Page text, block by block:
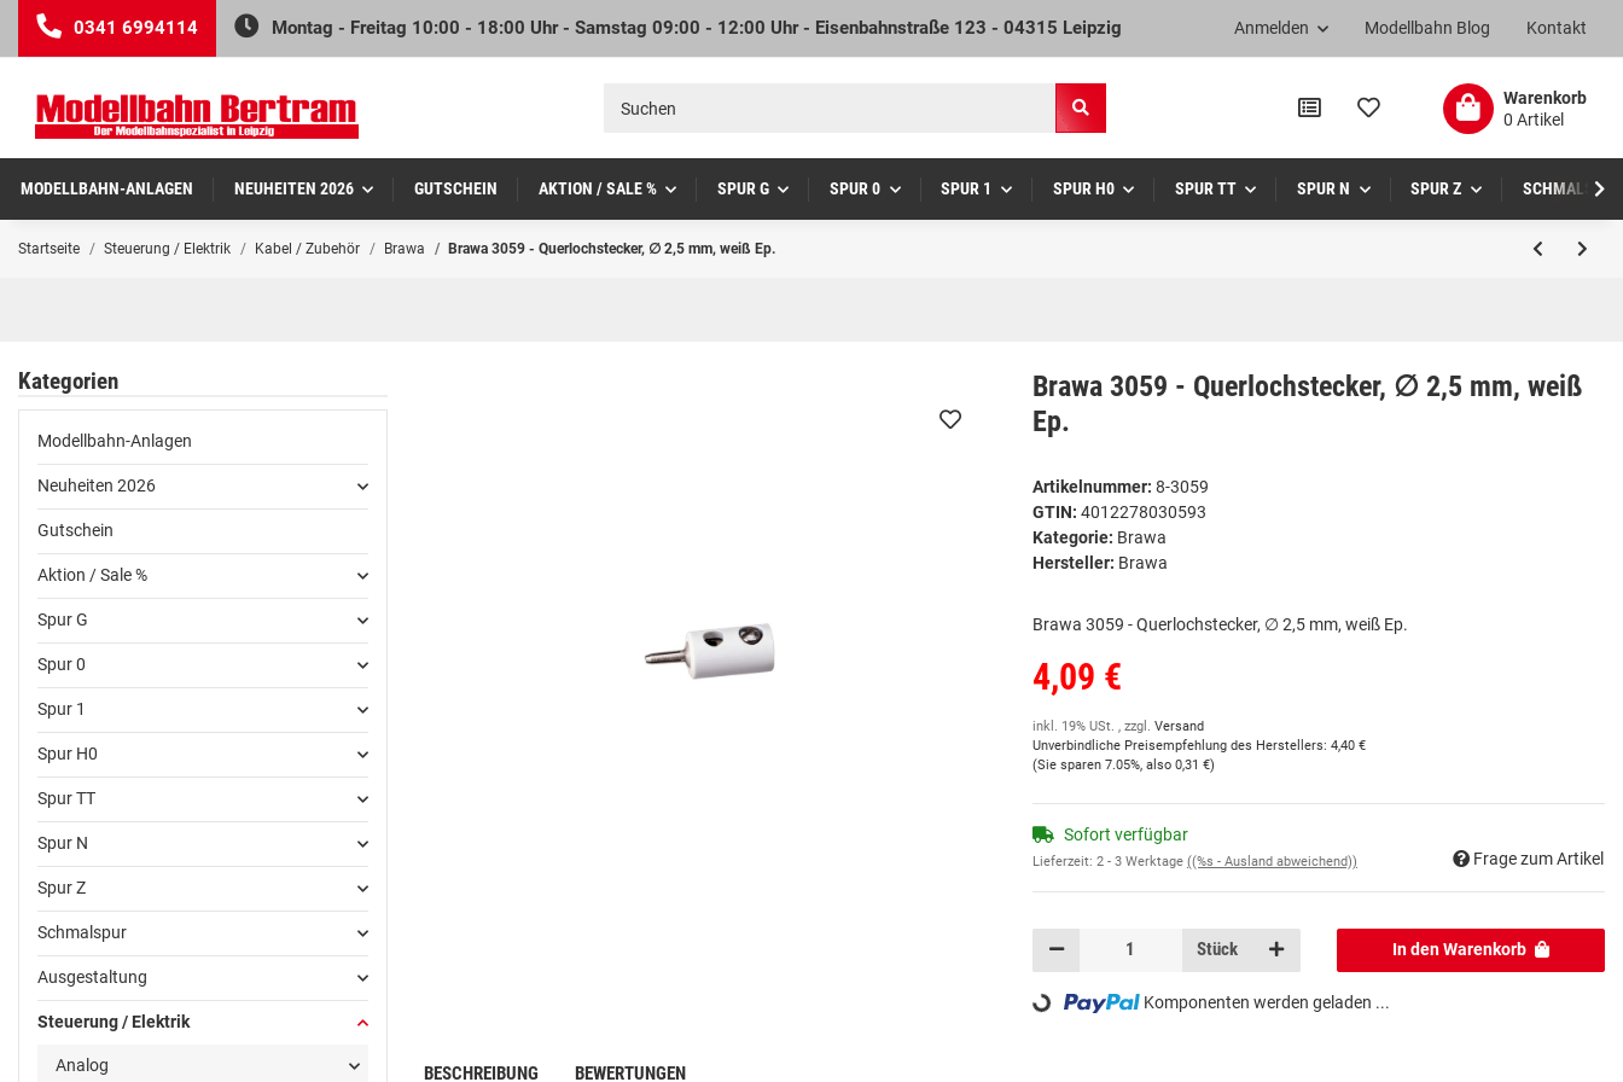
0341 6994114 Montag - Freitag 10:00 - 18:00 Uhr - Samstag 09:00 - 12:00 Uhr - Eisenbahnstraße 123 - 04315 Leipzig Kontakt
Modellbahn Blog
Anmelden
Warenkorb
0 Artikel
MODELLBAHN-ANLAGEN NEUHEITEN 2026 GUTSCHEIN AKTION / SALE % SPUR G SPUR 0 SPUR 1 SPUR H0 SPUR TT SPUR N SPUR Z SCHMALSPUR
Startseite Steuerung / Elektrik Kabel / Zubehör Brawa Brawa 3059 - Querlochstecker, ∅ 2,5 mm, weiß Ep.
Brawa 3059 - Querlochstecker, ∅ 2,5 mm, weiß
Ep.
Artikelnummer: 8-3059
GTIN: 4012278030593
Kategorie: Brawa
Hersteller: Brawa
Brawa 3059 - Querlochstecker, ∅ 2,5 mm, weiß Ep.
4,09 €
inkl. 19% USt. , zzgl. Versand
Unverbindliche Preisempfehlung des Herstellers: 4,40 €
(Sie sparen 7.05%, also 0,31 €)
Sofort verfügbar
Lieferzeit: 2 - 3 Werktage ((%s - Ausland abweichend)) Frage zum Artikel
Stück In den Warenkorb
Loading... Komponenten werden geladen ...
BESCHREIBUNG BEWERTUNGEN
Kategorien
Modellbahn-Anlagen
Neuheiten 2026
Gutschein
Aktion / Sale %
Spur G
Spur 0
Spur 1
Spur H0
Spur TT
Spur N
Spur Z
Schmalspur
Ausgestaltung
Steuerung / Elektrik
Analog